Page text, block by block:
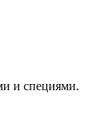
и специями.